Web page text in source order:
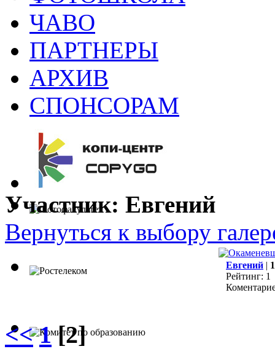
ЧАВО
ПАРТНЕРЫ
АРХИВ
СПОНСОРАМ
Участник: Евгений
Вернуться к выбору
Евгений |
Рейтинг: 1
<< 1[2]